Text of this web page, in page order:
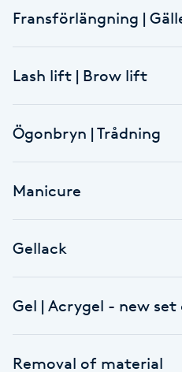
F
Faceliftmassage
Fet hårbotten
Fettreducering
Fillers
Fotsvamp
Fransförlängning |
Lash lift | Brow lift
Ögonbryn | Trådning
Manicure
Gellack
Gel | Acrygel - new
Removal of material